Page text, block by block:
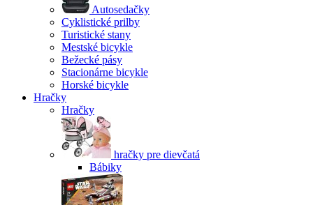
Autosedačky
Cyklistické prilby
Turistické stany
Mestské bicykle
Bežecké pásy
Stacionárne bicykle
Horské bicykle
Hračky
Hračky
hračky pre dievčatá
Bábiky